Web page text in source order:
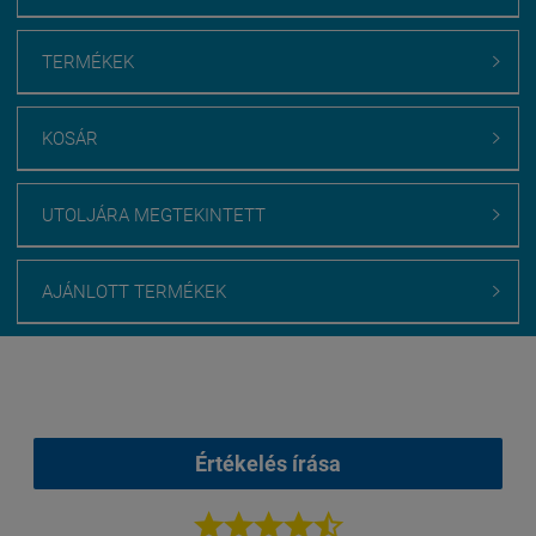
TERMÉKEK 
KOSÁR 
UTOLJÁRA MEGTEKINTETT 
AJÁNLOTT TERMÉKEK 
Értékelés írása
